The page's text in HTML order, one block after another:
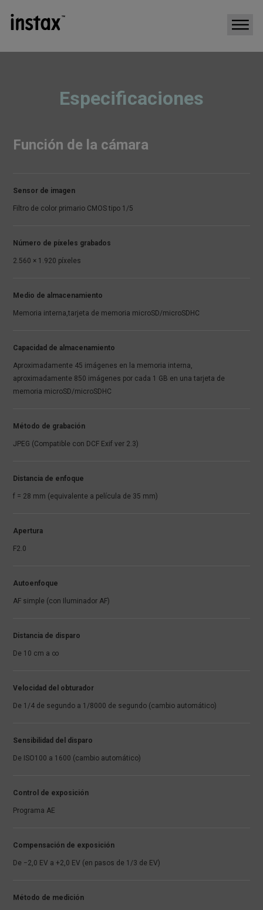
Especificaciones
Función de la cámara
Sensor de imagen
Filtro de color primario CMOS tipo 1/5
Número de píxeles grabados
2.560 × 1.920 píxeles
Medio de almacenamiento
Memoria interna,tarjeta de memoria microSD/microSDHC
Capacidad de almacenamiento
Aproximadamente 45 imágenes en la memoria interna,
aproximadamente 850 imágenes por cada 1 GB en una tarjeta de
memoria microSD/microSDHC
Método de grabación
JPEG (Compatible con DCF Exif ver 2.3)
Distancia de enfoque
f = 28 mm (equivalente a película de 35 mm)
Apertura
F2.0
Autoenfoque
AF simple (con Iluminador AF)
Distancia de disparo
De 10 cm a ∞
Velocidad del obturador
De 1/4 de segundo a 1/8000 de segundo (cambio automático)
Sensibilidad del disparo
De ISO100 a 1600 (cambio automático)
Control de exposición
Programa AE
Compensación de exposición
De −2,0 EV a +2,0 EV (en pasos de 1/3 de EV)
Método de medición